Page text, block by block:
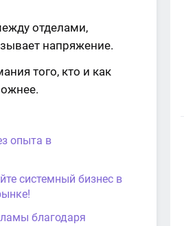
отделами,
напряжение.
того, кто и как
опыта в
системный бизнес в
благодаря